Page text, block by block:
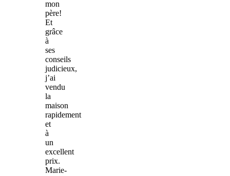
mon
père!
Et
grâce
à
ses
conseils
judicieux,
j’ai
vendu
la
maison
rapidement
et
à
un
excellent
prix.
Marie-